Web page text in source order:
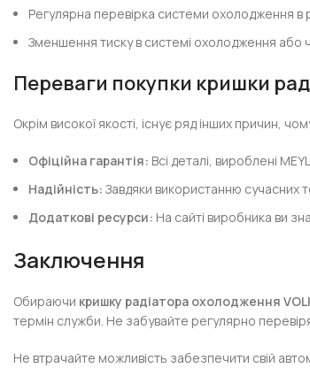
Регулярна перевірка системи охолодження в
Зменшення тиску в системі охолодження або
Переваги покупки кришки
Окрім високої якості, існує ряд інших причин,
Офіційна гарантія: Всі деталі, вироблені
Надійність: Завдяки використанню сучасних
Додаткові ресурси: На сайті виробника ви
Заключення
Обираючи кришку радіатора охолодження
термін служби. Не забувайте регулярно
Не втрачайте можливість забезпечити свій